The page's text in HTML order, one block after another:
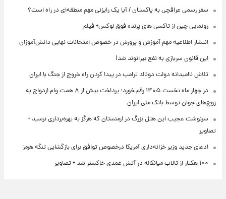
سفر رسمی عراقچی به پاکستان / آیا یک رایزنی مهم منطقه‌ای در راه است؟
رونمایی چین از تاکسی های پرنده فوق لوکس+ فیلم
انتشار اطلاعیه مهم آموزش و پرورش در خصوص امتحانات نهایی دانش‌آموزان
این قانون سربازی به نفع بیرانوند شد!
تلاش ناامیدانه‌ دولت دونالد ترامپ در پیدا کردن راه خروج از جنگ با ایران
در چهار ماه نخست ۱۴۰۵ رقم خورد؛ پرداخت بیش از ۸ همت وام ازدواج به
زوج‌های جوان توسط بانک ملی ایران
سرنوشت عجیب این هتل بزرگ در ارمنستان که هرگز به بهره‌برداری نرسید +
تصاویر
ادعای جدید وزیر خزانه‌داری آمریکا درخصوص توافق برای بازگشایی تنگه هرمز
۱۰۰ هکتار از تالاب میانکاله در آتش عمدی خاکستر شد + تصاویر